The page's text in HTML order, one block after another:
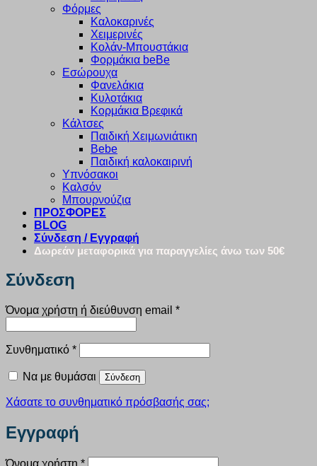
Φόρμες
Καλοκαρινές
Χειμερινές
Κολάν-Μπουστάκια
Φορμάκια beBe
Εσώρουχα
Φανελάκια
Κυλοτάκια
Κορμάκια Βρεφικά
Κάλτσες
Παιδική Χειμωνιάτικη
Bebe
Παιδική καλοκαιρινή
Υπνόσακοι
Καλσόν
Μπουρνούζια
ΠΡΟΣΦΟΡΕΣ
BLOG
Σύνδεση / Εγγραφή
Δωρεάν μεταφορικά για παραγγελίες άνω των 50€
Σύνδεση
Όνομα χρήστη ή διεύθυνση email *Απαιτείται
Συνθηματικό *Απαιτείται
Να με θυμάσαι Σύνδεση
Χάσατε το συνθηματικό πρόσβασής σας;
Εγγραφή
Απαιτείται